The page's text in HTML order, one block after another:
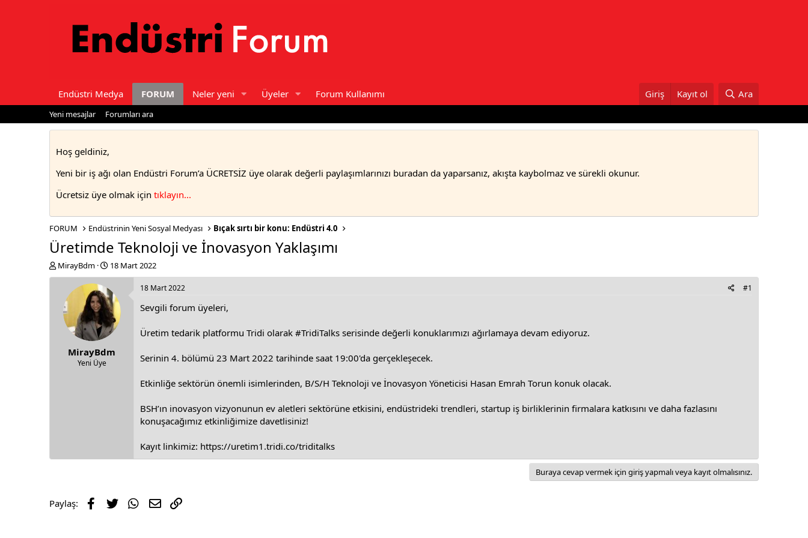
Endüstri Medya FORUM Neler yeni Üyeler Forum Kullanımı Giriş Kayıt ol Ara
Yeni mesajlar Forumları ara
Hoş geldiniz,
Yeni bir iş ağı olan Endüstri Forum’a ÜCRETSİZ üye olarak değerli paylaşımlarınızı buradan da yaparsanız, akışta kaybolmaz ve sürekli okunur.
Ücretsiz üye olmak için tıklayın...
FORUM Endüstrinin Yeni Sosyal Medyası Bıçak sırtı bir konu: Endüstri 4.0
Üretimde Teknoloji ve İnovasyon Yaklaşımı
T
h
MirayBdm
S
t
r
t
d
a
e
18 Mart 2022
MirayBdm
Yeni Üye
18 Mart 2022 #1
Sevgili forum üyeleri,
Üretim tedarik platformu Tridi olarak #TridiTalks serisinde değerli konuklarımızı ağırlamaya devam ediyoruz.
Serinin 4. bölümü 23 Mart 2022 tarihinde saat 19:00'da gerçekleşecek.
Etkinliğe sektörün önemli isimlerinden, B/S/H Teknoloji ve İnovasyon Yöneticisi Hasan Emrah Torun konuk olacak.
BSH’ın inovasyon vizyonunun ev aletleri sektörüne etkisini, endüstrideki trendleri, startup iş birliklerinin firmalara katkısını ve daha fazlasını
konuşacağımız etkinliğimize davetlisiniz!
Kayıt linkimiz: https://uretim1.tridi.co/triditalks
Buraya cevap vermek için giriş yapmalı veya kayıt olmalısınız.
Paylaş: Facebook
Twitter WhatsApp
E-posta